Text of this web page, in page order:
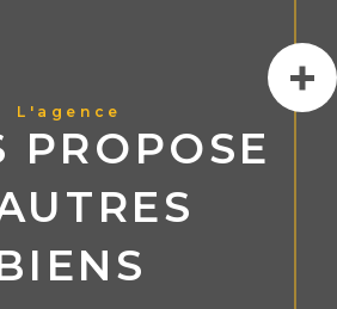
L'agence
PROPOSE